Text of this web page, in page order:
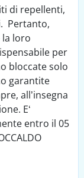
di repellenti,
Pertanto,
loro
per
bloccate solo
garantite
all’insegna
E‘
entro il 05